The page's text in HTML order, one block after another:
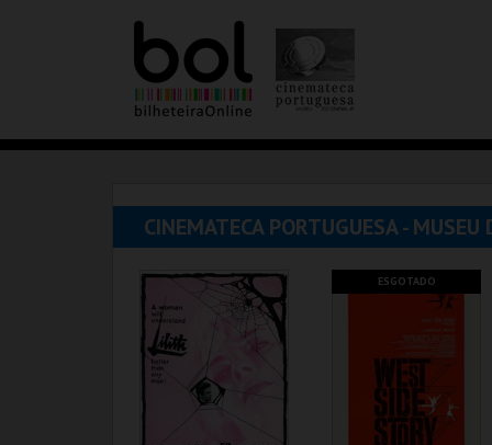
CINEMATECA PORTUGUESA - MUSEU
ESGOTADO